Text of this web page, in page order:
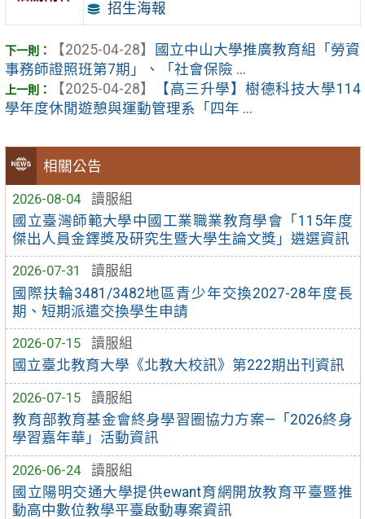
相關公告
2026-08-04
讀服組
國立臺灣師範大學中國工業職業教育學會「115年度
傑出人員金鐸獎及研究生暨大學生論文獎」遴選資訊
2026-07-31
讀服組
國際扶輪3481/3482地區青少年交換2027-28年度長
期、短期派遣交換學生申請
2026-07-15
讀服組
國立臺北教育大學《北教大校訊》第222期出刊資訊
2026-07-15
讀服組
教育部教育基金會終身學習圈協力方案—「2026終身
學習嘉年華」活動資訊
2026-06-24
讀服組
國立陽明交通大學提供ewant育網開放教育平臺暨推
動高中數位教學平臺啟動專案資訊
招生海報
【2025-04-28】
國立中山大學推廣教育組「勞資
事務師證照班第7期」、「社會保險 ...
【2025-04-28】
【高三升學】樹德科技大學114
學年度休閒遊憩與運動管理系「四年 ...